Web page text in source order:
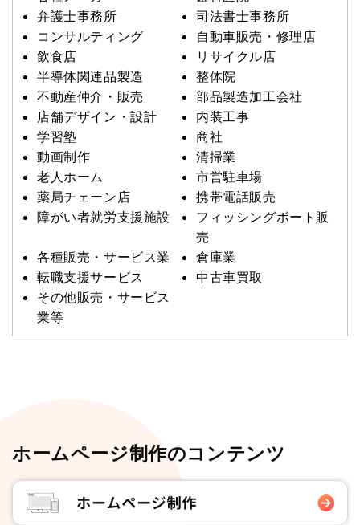
弁護士事務所
司法書士事務所
コンサルティング
自動車販売・修理店
飲食店
リサイクル店
半導体関連品製造
整体院
不動産仲介・販売
部品製造加工会社
店舗デザイン・設計
内装工事
学習塾
商社
動画制作
清掃業
老人ホーム
市営駐車場
薬局チェーン店
携帯電話販売
障がい者就労支援施設
フィッシングボート販
売
各種販売・サービス業
倉庫業
転職支援サービス
中古車買取
その他販売・サービス
業等
ホームページ制作のコンテンツ